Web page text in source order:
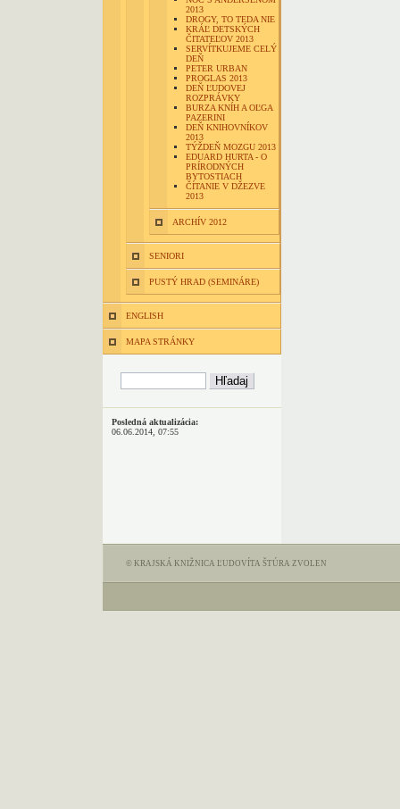
2013
DROGY, TO TEDA NIE
KRÁĽ DETSKÝCH
ČITATEĽOV 2013
SERVÍTKUJEME CELÝ
DEŇ
PETER URBAN
PROGLAS 2013
DEŇ ĽUDOVEJ
ROZPRÁVKY
BURZA KNÍH A OĽGA
PAZERINI
DEŇ KNIHOVNÍKOV
2013
TÝŽDEŇ MOZGU 2013
EDUARD HURTA - O
PRÍRODNÝCH
BYTOSTIACH
ČÍTANIE V DŽEZVE
2013
ARCHÍV 2012
SENIORI
PUSTÝ HRAD (SEMINÁRE)
ENGLISH
MAPA STRÁNKY
Posledná aktualizácia:
06.06.2014, 07:55
© KRAJSKÁ KNIŽNICA ĽUDOVÍTA ŠTÚRA ZVOLEN